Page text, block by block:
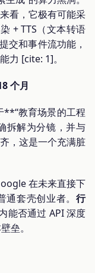
看，它极有可能采
+ TTS（文本转语
交和事件流功能，
力 [cite: 1]。
个月
**“教育场景的工程
拆解为分镜，并与
，这是一个充满脏
在未来直接下
套壳创业者。 行
能否通过 API 深度
垒。